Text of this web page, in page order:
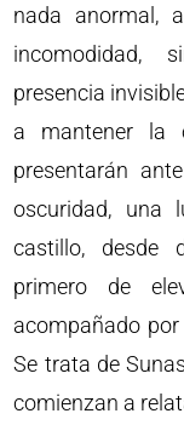
nada anormal,
incomodidad,
presencia
a mantener la
presentarán
oscuridad, una
castillo, desde
primero de
acompañado
Se trata de
comienzan a